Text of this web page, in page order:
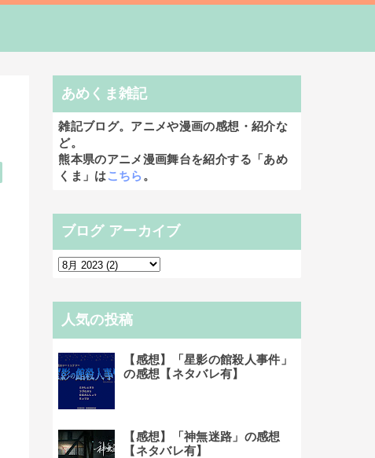
あめくま雑記
雑記ブログ。アニメや漫画の感想・紹介な
ど。
熊本県のアニメ漫画舞台を紹介する「あめ
くま」はこちら。
ブログ アーカイブ
人気の投稿
【感想】「星影の館殺人事件」
の感想【ネタバレ有】
【感想】「神無迷路」の感想
【ネタバレ有】